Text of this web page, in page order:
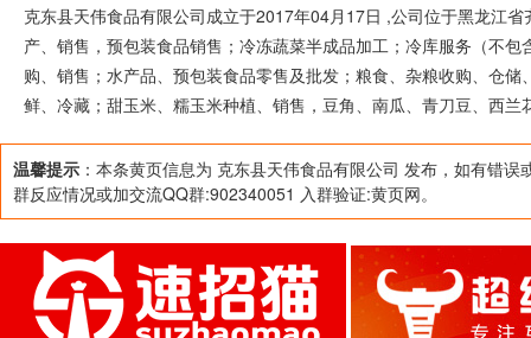
克东县天伟食品有限公司成立于2017年04月17日 ,公司位于黑龙江
产、销售，预包装食品销售；冷冻蔬菜半成品加工；冷库服务（不
购、销售；水产品、预包装食品零售及批发；粮食、杂粮收购、仓
鲜、冷藏；甜玉米、糯玉米种植、销售，豆角、南瓜、青刀豆、西
温馨提示 ：本条黄页信息为 克东县天伟食品有限公司 发布，如有错误
群反应情况或加交流QQ群:902340051 入群验证:黄页网。